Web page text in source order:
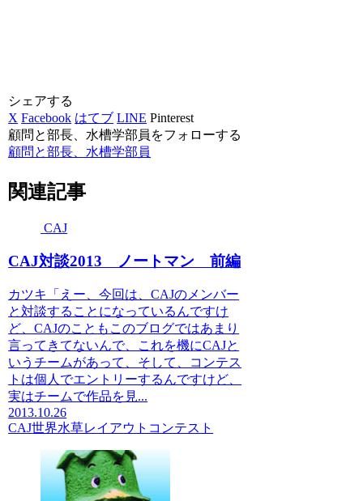
シェアする
X Facebook はてブ LINE Pinterest
顧問と部長、水槽学部員をフォローする
顧問と部長、水槽学部員
関連記事
CAJ
CAJ対談2013 ノートマン 前編
カツキ「えー、今回は、CAJのメンバー
と対談することになっているんですけ
ど、CAJのこともこのブログではあまり
言ってきてないんで、これを機にCAJと
いうチームがあって、そして、コンテス
トは個人でエントリーするんですけど、
実はチームで作品を見...
2013.10.26
CAJ世界水草レイアウトコンテスト